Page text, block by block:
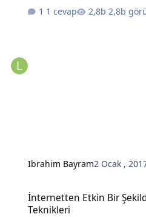
1 cevap
2,8b
Ibrahim Bayram2 Ocak ,
İnternetten Etkin Bir
Teknikleri